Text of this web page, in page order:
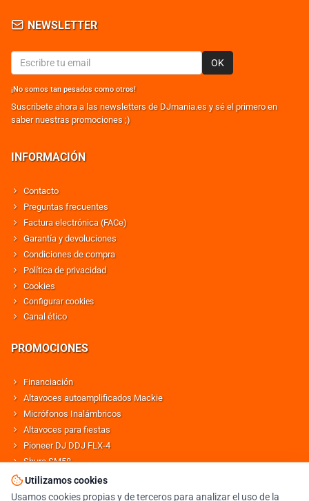
NEWSLETTER
OK
¡No somos tan pesados como otros!
Suscribete ahora a las newsletters de DJmania.es y sé el primero en
saber nuestras promociones ;)
INFORMACIÓN
Contacto
Preguntas frecuentes
Factura electrónica (FACe)
Garantía y devoluciones
Condiciones de compra
Política de privacidad
Cookies
Configurar cookies
Canal ético
PROMOCIONES
Financiación
Altavoces autoamplificados Mackie
Micrófonos Inalámbricos
Altavoces para fiestas
Pioneer DJ DDJ FLX-4
Shure SM58
Altavoces Behringer
Utilizamos cookies
Usamos cookies propias y de terceros para analizar el uso de la